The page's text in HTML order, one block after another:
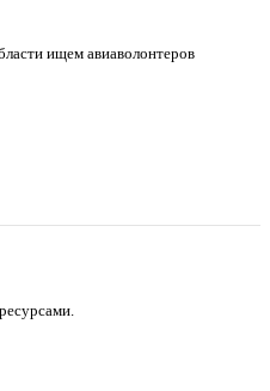
ищем авиаволонтеров